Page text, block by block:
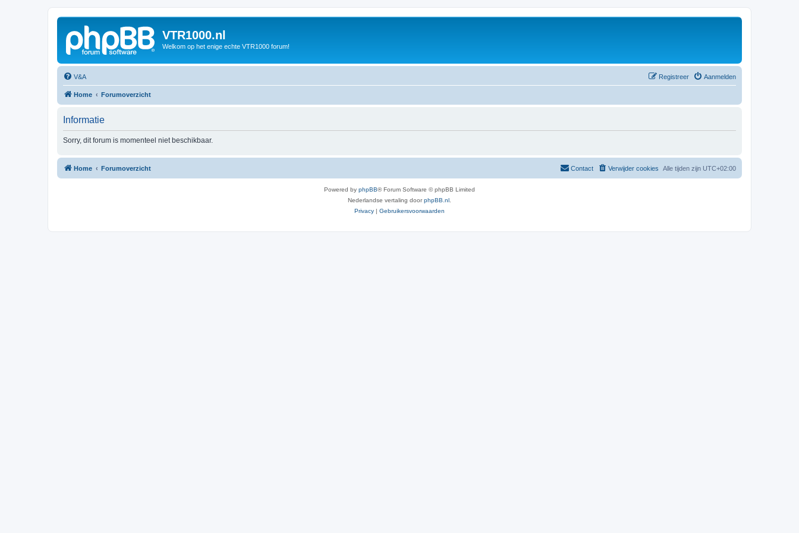
VTR1000.nl
Welkom op het enige echte VTR1000 forum!
V&A Aanmelden
Registreer
Home Forumoverzicht
Informatie
Sorry, dit forum is momenteel niet beschikbaar.
Home Forumoverzicht Alle tijden zijn UTC+02:00
Verwijder cookies
Contact
Powered by phpBB® Forum Software © phpBB Limited
Nederlandse vertaling doorphpBB.nl
Privacy | Gebruikersvoorwaarden